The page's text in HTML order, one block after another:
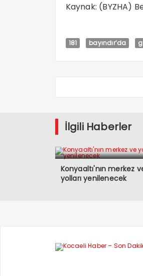
Kaynak: (BYZHA)
181 bayındır’da
İlgili Haberler
Konyaaltı'nın merkez
yolları yenilenecek